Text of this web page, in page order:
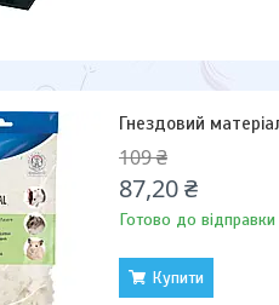
Гнездовий
109 ₴
87,20 ₴
Готово до відправки
Купити